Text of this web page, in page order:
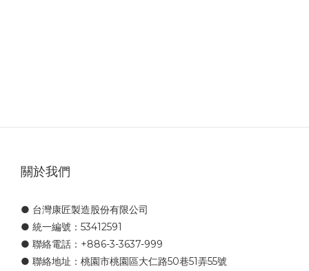
關於我們
● 台灣康匠製造股份有限公司
● 統一編號：53412591
● 聯絡電話：+886-3-3637-999
● 聯絡地址：桃園市桃園區大仁路50巷51弄55號